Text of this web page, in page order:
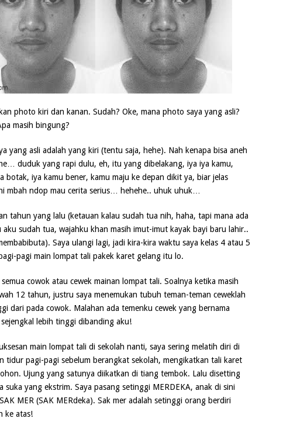
photo kiri dan kanan. Sudah? Oke, mana photo saya yang asli?
masih bingung?
yang asli adalah yang kiri (tentu saja, hehe). Nah kenapa bisa aneh
duduk yang rapi dulu, eh, itu yang dibelakang, iya iya kamu,
botak, iya kamu bener, kamu maju ke depan dikit ya, biar jelas
mbah ndop mau cerita serius… hehehe.. uhuk uhuk…
tahun yang lalu (ketauan kalau sudah tua nih, haha, tapi mana ada
aku sudah tua, wajahku khan masih imut-imut kayak bayi baru lahir..
Saya ulangi lagi, jadi kira-kira waktu saya kelas 4 atau 5
pagi main lompat tali pakek karet gelang itu lo.
semua cowok atau cewek mainan lompat tali. Soalnya ketika masih
12 tahun, justru saya menemukan tubuh teman-teman ceweklah
dari pada cowok. Malahan ada temenku cewek yang bernama
lebih tinggi dibanding aku!
main lompat tali di sekolah nanti, saya sering melatih diri di
tidur pagi-pagi sebelum berangkat sekolah, mengikatkan tali karet
Ujung yang satunya diikatkan di tiang tembok. Lalu disetting
suka yang ekstrim. Saya pasang setinggi MERDEKA, anak di sini
MER (SAK MERdeka). Sak mer adalah setinggi orang berdiri
ke atas!